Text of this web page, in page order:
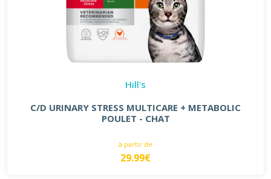
Hill's
C/D URINARY STRESS MULTICARE + METABOLIC
POULET - CHAT
à partir de
29.99€